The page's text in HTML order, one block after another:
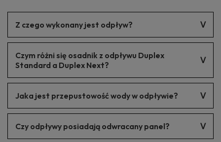
Z czego wykonany jest odpływ?
Czym różni się osadnik z odpływu Duplex
Standard a Duplex Next?
Powiększona komora na syfon pozwoliła na zamontowanie
Jaka jest przepustowość wody w odpływie?
Czy odpływy posiadają odwracany panel?